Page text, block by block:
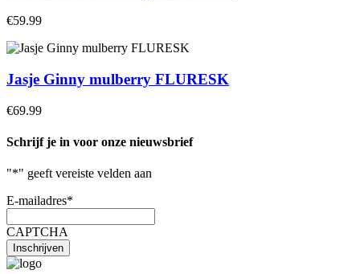
€59.99
Jasje Ginny mulberry FLURESK
€69.99
Schrijf je in voor onze nieuwsbrief
"*" geeft vereiste velden aan
E-mailadres*
CAPTCHA